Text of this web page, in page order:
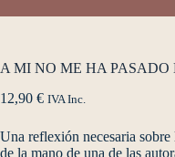
A MI NO ME HA PASADO
12,90 € IVA Inc.
Una reflexión necesaria
de la mano de una de las